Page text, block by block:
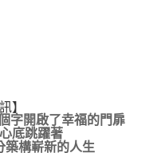
】
字開啟了幸福的門扉
底跳躍著
築構嶄新的人生